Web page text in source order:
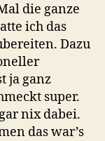
die ganze
ich das
Dazu
ja ganz
super.
nix dabei.
das war’s